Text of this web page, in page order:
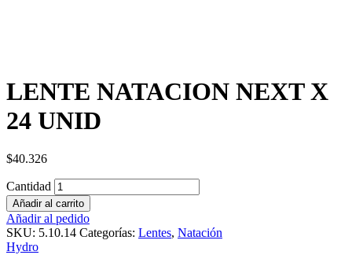
LENTE NATACION NEXT X
24 UNID
$40.326
Cantidad
Añadir al carrito
Añadir al pedido
SKU: 5.10.14 Categorías: Lentes, Natación
Hydro